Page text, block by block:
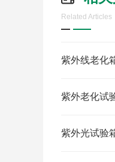
Related Articles
紫外线老化
紫外老化试